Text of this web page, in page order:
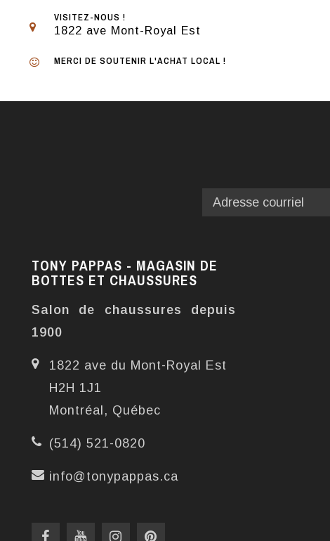
VISITEZ-NOUS !
1822 ave Mont-Royal Est
MERCI DE SOUTENIR L'ACHAT LOCAL !
TONY PAPPAS - MAGASIN DE
BOTTES ET CHAUSSURES
Salon de chaussures depuis
1900
1822 ave du Mont-Royal Est
H2H 1J1
Montréal, Québec
(514) 521-0820
info@tonypappas.ca